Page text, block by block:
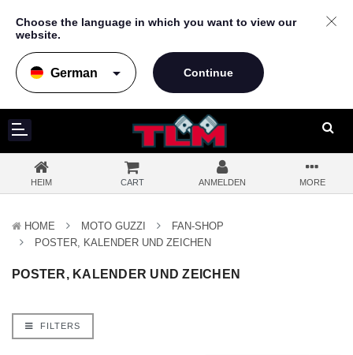
Choose the language in which you want to view our
website.
arrow_drop_down
HEIM CART ANMELDEN MORE
HOME MOTO GUZZI
FAN-SHOP
POSTER, KALENDER UND ZEICHEN
POSTER, KALENDER UND ZEICHEN
FILTERS